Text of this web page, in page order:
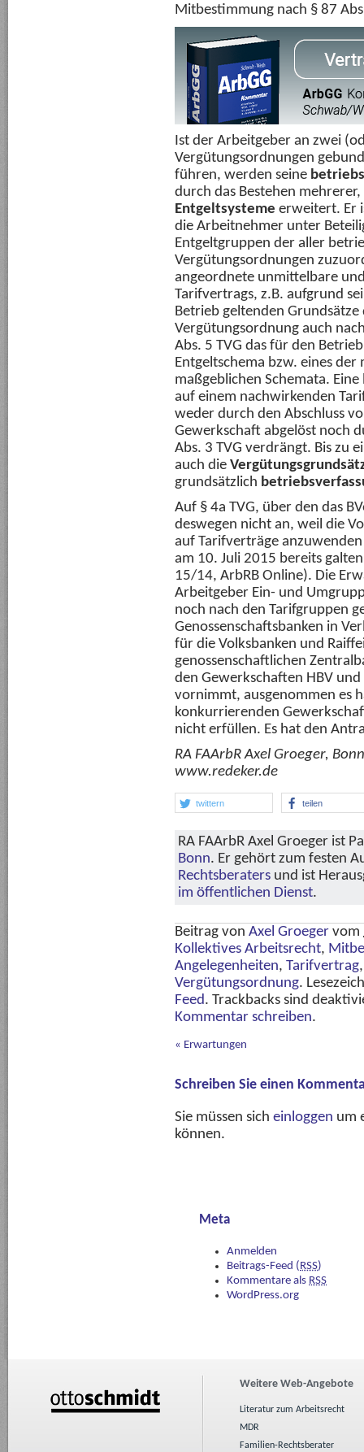
Mitbestimmung nach § 87
Ist der Arbeitgeber an zwei
Vergütungsordnungen
führen, werden seine
durch das Bestehen
Entgeltsysteme erweitert. Er
die Arbeitnehmer unter
Entgeltgruppen der aller
Vergütungsordnungen
angeordnete unmittelbare
Tarifvertrags, z.B. aufgrund
Betrieb geltenden
Vergütungsordnung auch
Abs. 5 TVG das für den
Entgeltschema bzw. eines
maßgeblichen Schemata.
auf einem nachwirkenden
weder durch den Abschluss
Gewerkschaft abgelöst noch
Abs. 3 TVG verdrängt. Bis zu
auch die
grundsätzlich
Auf § 4a TVG, über den das
deswegen nicht an, weil die
auf Tarifverträge
am 10. Juli 2015 bereits
15/14, ArbRB Online). Die
Arbeitgeber Ein- und
noch nach den Tarifgruppen
Genossenschaftsbanken in
für die Volksbanken und
genossenschaftlichen
den Gewerkschaften HBV
vornimmt, ausgenommen es
konkurrierenden
nicht erfüllen. Es hat den
RA FAArbR Axel Groeger, Bonn
www.redeker.de
twittern teilen
RA FAArbR Axel Groeger ist
Bonn. Er gehört zum festen
Rechtsberaters und ist
im öffentlichen Dienst.
Beitrag von Axel Groeger vom
Kollektives Arbeitsrecht,
Angelegenheiten, Tarifvertrag
Vergütungsordnung.
Feed. Trackbacks sind
Kommentar schreiben.
« Erwartungen
Schreiben Sie einen
Sie müssen sich einloggen um
können.
Meta
Anmelden
Beitrags-Feed (RSS)
Kommentare als RSS
WordPress.org
Weitere Web-Angebote
Literatur zum Arbeitsrecht
MDR
Familien-Rechtsberater